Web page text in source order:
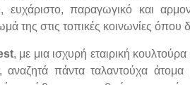
ευχάριστο, παραγωγικό και
της στις τοπικές κοινωνίες όπου
, με μια ισχυρή εταιρική
αναζητά πάντα ταλαντούχα